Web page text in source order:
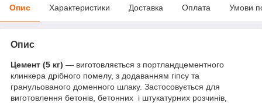
Опис Характеристики Доставка Оплата Умови
Опис
Цемент (5 кг) — виготовляється з портландцементного
клинкера дрібного помелу, з додаванням гіпсу та
гранульованого доменного шлаку. Застосовується для
виготовлення бетонів, бетонних і штукатурних розчинів,